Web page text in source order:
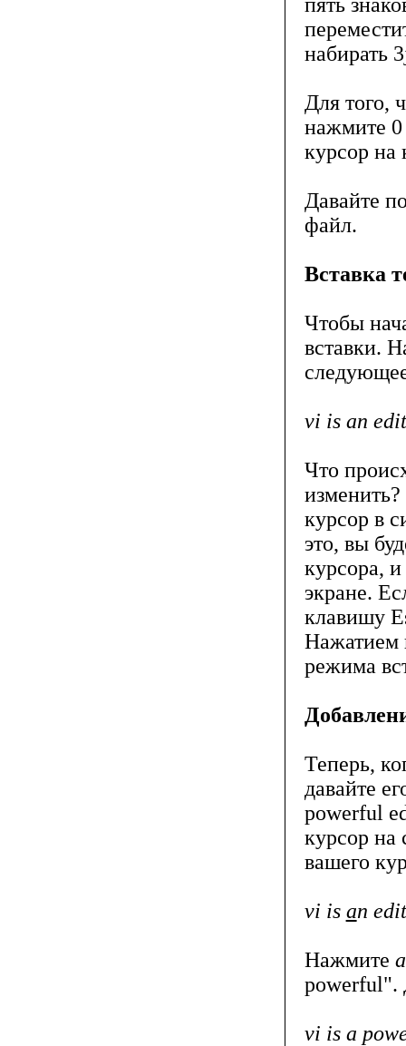
набирать
Для того,
нажмите 0
курсор на
Давайте
файл.
Вставка
Чтобы
вставки.
vi is an
Что
курсор в
это, вы
курсора,
экране.
клавишу
Нажатием
режима
Теперь,
давайте
powerful
курсор на
вашего
vi is an
Нажмите a
powerful".
vi is a